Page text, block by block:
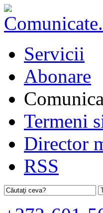
Servicii
Abonare
Termeni
Director
RSS